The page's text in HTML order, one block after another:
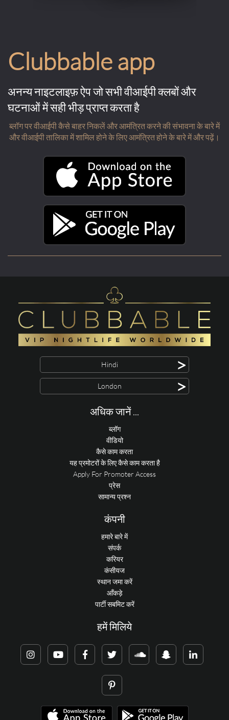
Clubbable app
अनन्य नाइटलाइफ़ ऐप जो सभी वीआईपी क्लबों और
घटनाओं में सही भीड़ प्राप्त करता है
ब्लॉग पर वीआईपी कैसे बाहर निकलें और आमंत्रित करने की संभावना के बारे में
और वीआईपी तालिका में शामिल होने के लिए आमंत्रित होने के बारे में और पढ़ें।
Hindi >
London >
अधिक जानें ...
ब्लॉग
वीडियो
कैसे काम करता
यह प्रमोटरों के लिए कैसे काम करता है
Apply For Promoter Access
प्रेस
सामान्य प्रश्न
कंपनी
हमारे बारे में
संपर्क
करियर
कंसीयज
स्थान जमा करें
आँकड़े
पार्टी सबमिट करें
हमें मिलिये